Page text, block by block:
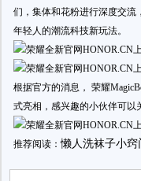
们，集体和花粉进行深度交流
年轻人的潮流科技新玩法。
根据官方的消息， 荣耀
式亮相，感兴趣的小伙伴可以
推荐阅读：懒人洗袜子小窍